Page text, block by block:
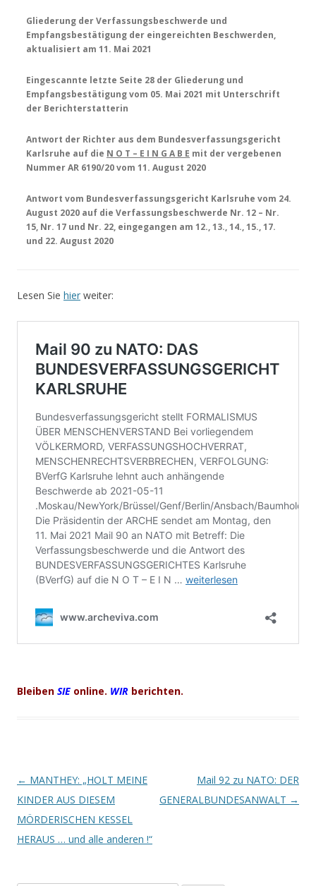
Gliederung der Verfassungsbeschwerde und
Empfangsbestätigung der eingereichten Beschwerden,
aktualisiert am 11. Mai 2021
Eingescannte letzte Seite 28 der Gliederung und
Empfangsbestätigung vom 05. Mai 2021 mit Unterschrift
der Berichterstatterin
Antwort der Richter aus dem Bundesverfassungsgericht
Karlsruhe auf die N O T – E I N G A B E mit der vergebenen
Nummer AR 6190/20 vom 11. August 2020
Antwort vom Bundesverfassungsgericht Karlsruhe vom 24.
August 2020 auf die Verfassungsbeschwerde Nr. 12 – Nr.
15, Nr. 17 und Nr. 22, eingegangen am 12., 13., 14., 15., 17.
und 22. August 2020
Lesen Sie hier weiter:
Bleiben SIE online. WIR berichten.
Beitrags-
Navigation
← MANTHEY: „HOLT MEINE
KINDER AUS DIESEM
MÖRDERISCHEN KESSEL
HERAUS … und alle anderen !“
Mail 92 zu NATO: DER
GENERALBUNDESANWALT →